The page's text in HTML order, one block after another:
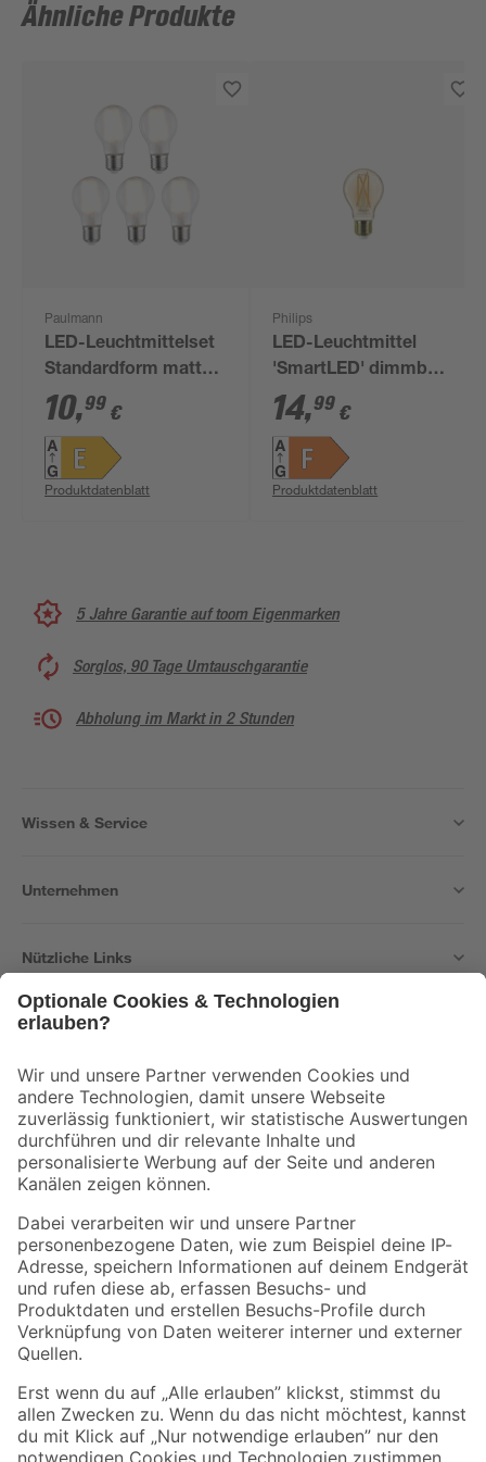
Ähnliche Produkte
Paulmann
LED-Leuchtmittelset
Standardform matt
E27 7 W 806 lm
warmweiß 5 Stück
10,99 €
Produktdatenblatt
Philips
LED-Leuchtmittel
'SmartLED' dimmbar
Standardform gold
E27 7 W 640 lm
warmweiß bis
tageslichtweiß
14,99 €
Produktdatenblatt
5 Jahre Garantie auf toom Eigenmarken
Sorglos, 90 Tage Umtauschgarantie
Abholung im Markt in 2 Stunden
Wissen & Service
Unternehmen
Nützliche Links
Der toom Newsletter: Keine Angebote und Aktionen mehr verpassen!
Zur Newsletter Anmeldung
Folge uns
Zahlungsarten Versandarten
Sicher einkaufen
Jetzt die toom-App herunterladen